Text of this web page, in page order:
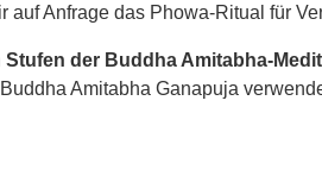
Anfrage das Phowa-Ritual für
Stufen der Buddha Amitabha-
Amitabha Ganapuja